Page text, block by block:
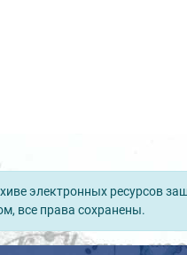
электронных ресурсов
все права сохранены.